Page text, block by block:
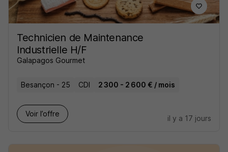
Technicien de Maintenance
Industrielle H/F
Galapagos Gourmet
Besançon - 25 CDI 2 300 - 2 600 € / mois
Voir l’offre
il y a 17 jours